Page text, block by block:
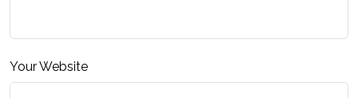
Your Website